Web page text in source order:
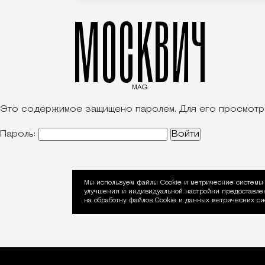
МОСКВИЧ
MAG
Редакция Москвич Mag
Спецпроект
Это содержимое защищено паролем. Для его
Пароль:
Уведомление об
Мы используем файлы Сookie и метрические системы
улучшения и индивидуальной настройки
на обработку файлов Cookie и данных метрических